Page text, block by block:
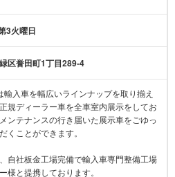
3火曜日
区誉田町1丁目289-4
輸入車を幅広いラインナップを取り揃え
規ディーラー車を全車室内展示をしてお
ンテナンスの行き届いた展示車をごゆっ
くことができます。
自社板金工場完備で輸入車専門整備工場
様と提携しております。